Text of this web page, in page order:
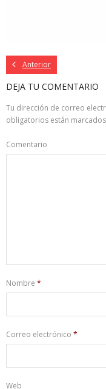
Anterior
DEJA TU COMENTARIO
Tu dirección de correo
obligatorios están
Comentario
Nombre *
Correo electrónico *
Web